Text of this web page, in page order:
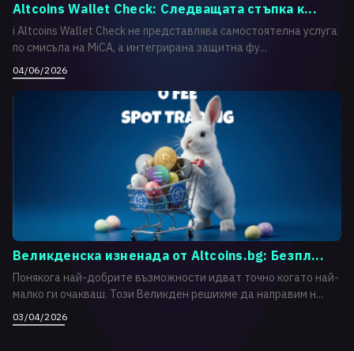
Altcoins Wallet Check: Следващата стъпка к...
i Altcoins Wallet Check не представлява самостоятелна услуга
по смисъла на MiCA, а интегрирана защитна фу...
04/06/2026
Великденска изненада от Altcoins.bg: Безпл...
Понякога най-добрите възможности идват точно когато най-
малко ги очакваш. Този Великден решихме да направим н...
03/04/2026